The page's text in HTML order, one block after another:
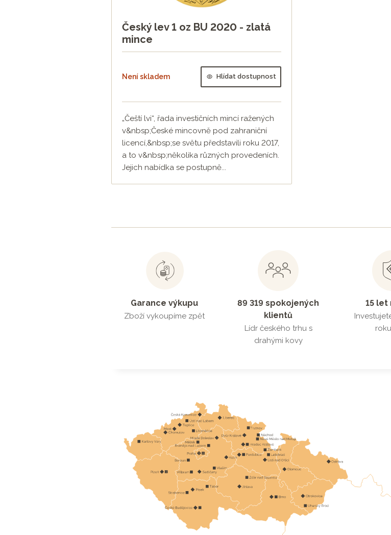
Český lev 1 oz BU 2020 - zlatá
mince
Není skladem Hlídat dostupnost
„Čeští lvi“, řada investičních mincí ražených
v&nbsp;České mincovně pod zahraniční
licencí,&nbsp;se světu představili roku 2017,
a to v&nbsp;několika různých provedeních.
Jejich nabídka se postupně...
Garance výkupu
Zboží vykoupíme zpět
89 319 spokojených
klientů
Lídr českého trhu s
drahými kovy
15 let